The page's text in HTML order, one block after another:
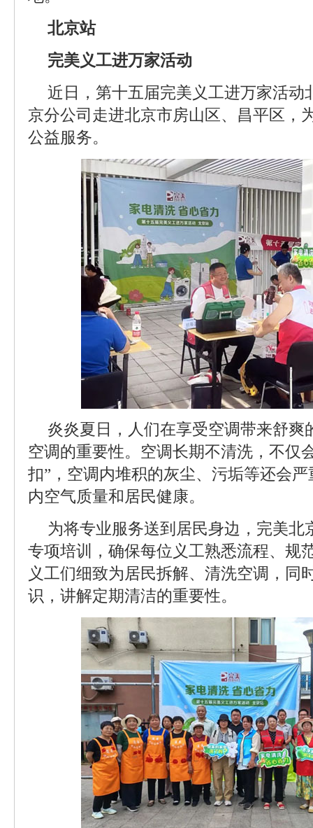
北京站
完美义工进万家活动
近日，第十五届完美义工进万家活动
京分公司走进北京市房山区、昌平区，
公益服务。
炎炎夏日，人们在享受空调带来舒爽
空调的重要性。空调长期不清洗，不仅
扣”，空调内堆积的灰尘、污垢等还会
内空气质量和居民健康。
为将专业服务送到居民身边，完美北
专项培训，确保每位义工熟悉流程、规
义工们细致为居民拆解、清洗空调，同
识，讲解定期清洁的重要性。